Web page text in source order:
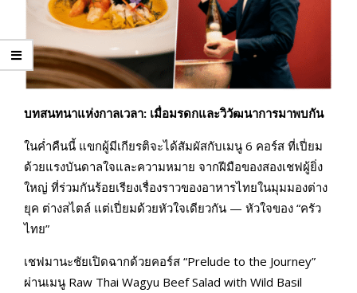
บทสนทนาแห่งกาลเวลา: เมื่อมรดกและวิวัฒนาการมาพบกัน
ในค่ำคืนนี้ แขกผู้มีเกียรติจะได้สัมผัสกับเมนู 6 คอร์ส ที่เปี่ยม
ด้วยแรงบันดาลใจและความหมาย จากฝีมือของสองเชฟผู้ยิ่ง
ใหญ่ ที่ร่วมกันร้อยเรียงเรื่องราวของอาหารไทยในมุมมองต่าง
ยุค ต่างสไตล์ แต่เปี่ยมด้วยหัวใจเดียวกัน — หัวใจของ “ครัว
ไทย”
เชฟมานะชัยเปิดฉากด้วยคอร์ส “Prelude to the Journey”
ผ่านเมนู Raw Thai Wagyu Beef Salad with Wild Basil